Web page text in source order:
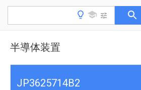
半導体装置
JP3625714B2